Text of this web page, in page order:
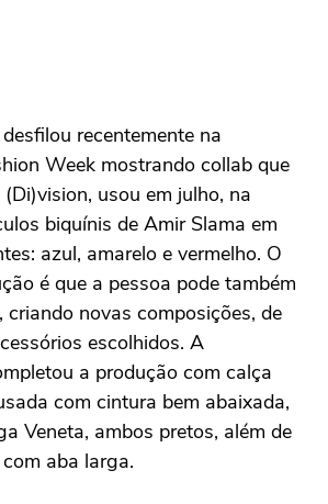
recentemente na
Week mostrando collab que
usou em julho, na
biquínis de Amir Slama em
azul, amarelo e vermelho. O
é que a pessoa pode também
criando novas composições, de
escolhidos. A
a produção com calça
com cintura bem abaixada,
Veneta, ambos pretos, além de
aba larga.